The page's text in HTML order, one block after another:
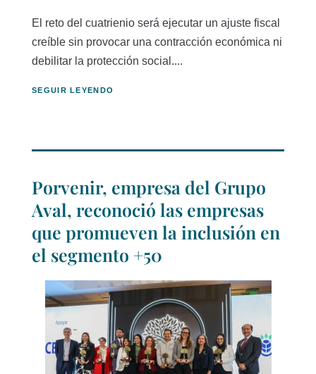
El reto del cuatrienio será ejecutar un ajuste fiscal
creíble sin provocar una contracción económica ni
debilitar la protección social....
SEGUIR LEYENDO
Porvenir, empresa del Grupo
Aval, reconoció las empresas
que promueven la inclusión en
el segmento +50